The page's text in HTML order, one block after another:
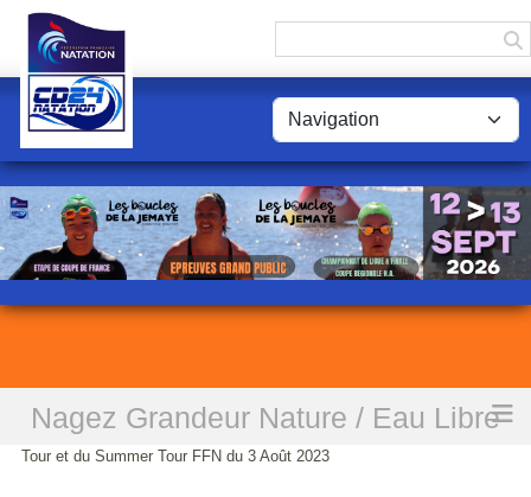
Nagez Grandeur Nature / Eau Libre
Accueil
Visite de Louise Guillet à la Jemaye pour la 3ième journée du Beach
Tour et du Summer Tour FFN du 3 Août 2023
Panneau de gestion des cookies